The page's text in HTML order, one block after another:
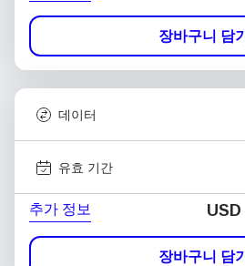
장바구니 담기
데이터
유효 기간
추가 정보 USD
장바구니 담기